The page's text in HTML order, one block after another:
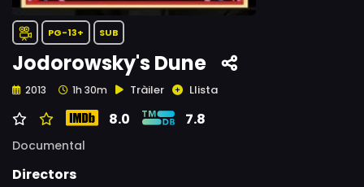
PG-13+ SUB
Jodorowsky's Dune
2013 1h 30m Tràiler Llista
8.0 7.8
Documental
Directors